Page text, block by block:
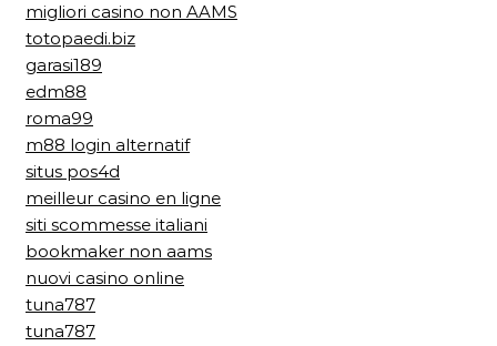
migliori casino non AAMS
totopaedi.biz
garasi189
edm88
roma99
m88 login alternatif
situs pos4d
meilleur casino en ligne
siti scommesse italiani
bookmaker non aams
nuovi casino online
tuna787
tuna787